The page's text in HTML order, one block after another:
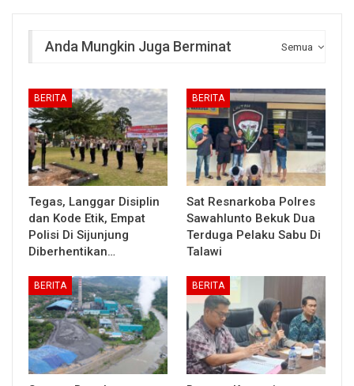
Semua
Anda Mungkin Juga Berminat
BERITA
Tegas, Langgar Disiplin
dan Kode Etik, Empat
Polisi Di Sijunjung
Diberhentikan…
BERITA
Sat Resnarkoba Polres
Sawahlunto Bekuk Dua
Terduga Pelaku Sabu Di
Talawi
BERITA BERITA